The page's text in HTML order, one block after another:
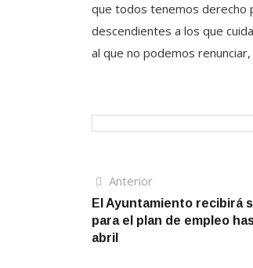
que todos tenemos derecho
descendientes a los que
al que no podemos
Navegación
de
entradas
AnteriorArtículo
anterior
El Ayuntamiento recibirá
para el plan de empleo
abril